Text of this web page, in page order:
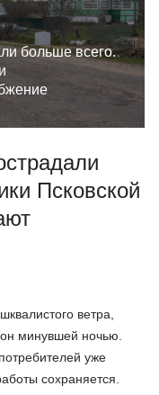
больше всего.
Псковской
ветра,
минувшей ночью.
уже
сохраняется.